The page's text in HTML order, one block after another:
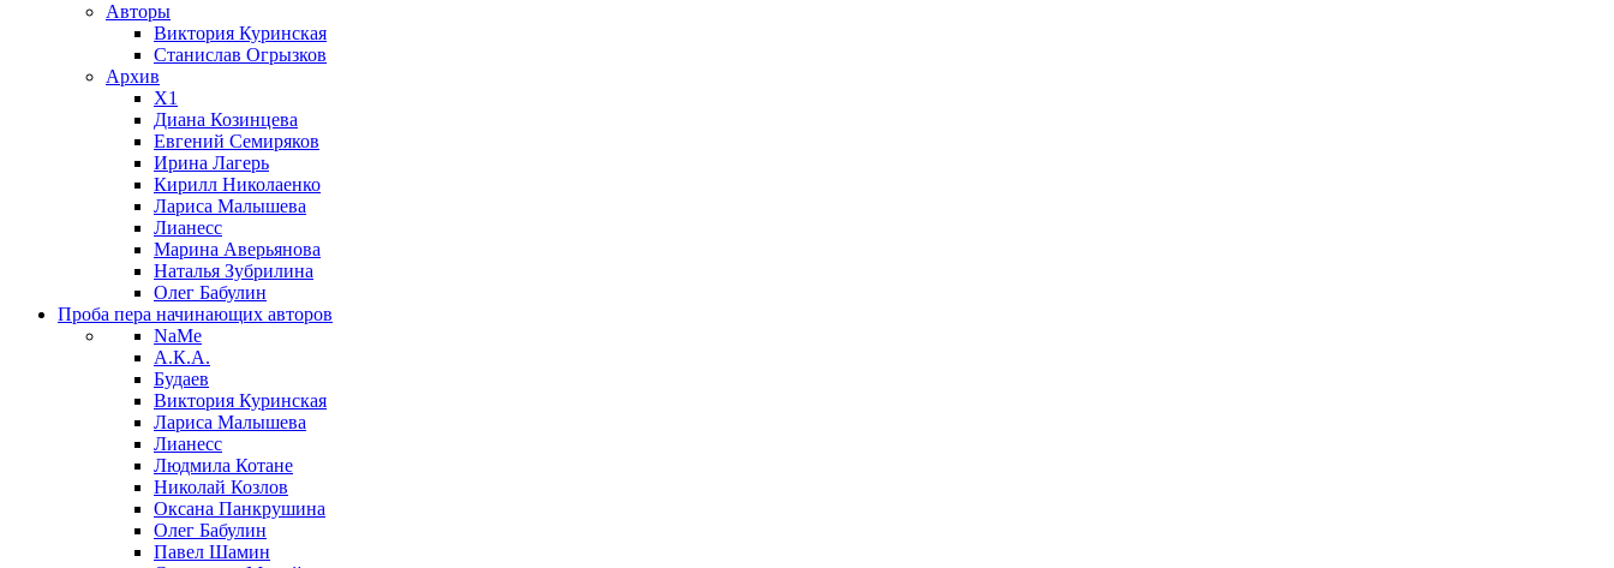
Авторы
Виктория Куринская
Станислав Огрызков
Архив
X1
Диана Козинцева
Евгений Семиряков
Ирина Лагерь
Кирилл Николаенко
Лариса Малышева
Лианесс
Марина Аверьянова
Наталья Зубрилина
Олег Бабулин
Проба пера начинающих авторов
NaMe
А.К.А.
Будаев
Виктория Куринская
Лариса Малышева
Лианесс
Людмила Котане
Николай Козлов
Оксана Панкрушина
Олег Бабулин
Павел Шамин